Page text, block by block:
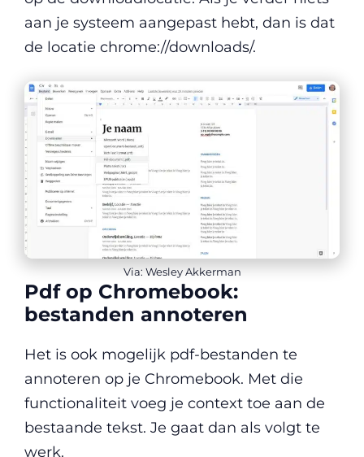
aan je systeem aangepast hebt, dan is dat
de locatie chrome://downloads/.
Via: Wesley Akkerman
Pdf op Chromebook:
bestanden annoteren
Het is ook mogelijk pdf-bestanden te
annoteren op je Chromebook. Met die
functionaliteit voeg je context toe aan de
bestaande tekst. Je gaat dan als volgt te
werk.